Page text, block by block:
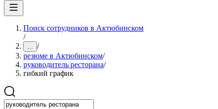
Поиск сотрудников в Актюбинском
/
... /
резюме в Актюбинском/
руководитель ресторана/
гибкий график